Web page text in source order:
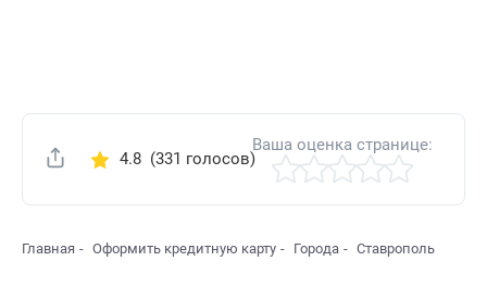
Поделиться
4.8(331 голосов)
Ваша оценка странице:
Главная Оформить кредитную карту Города Ставрополь